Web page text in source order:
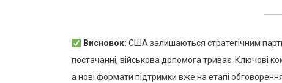
Висновок: США залишаються стратегічним
постачанні, військова допомога триває. Ключові
а нові формати підтримки вже на етапі